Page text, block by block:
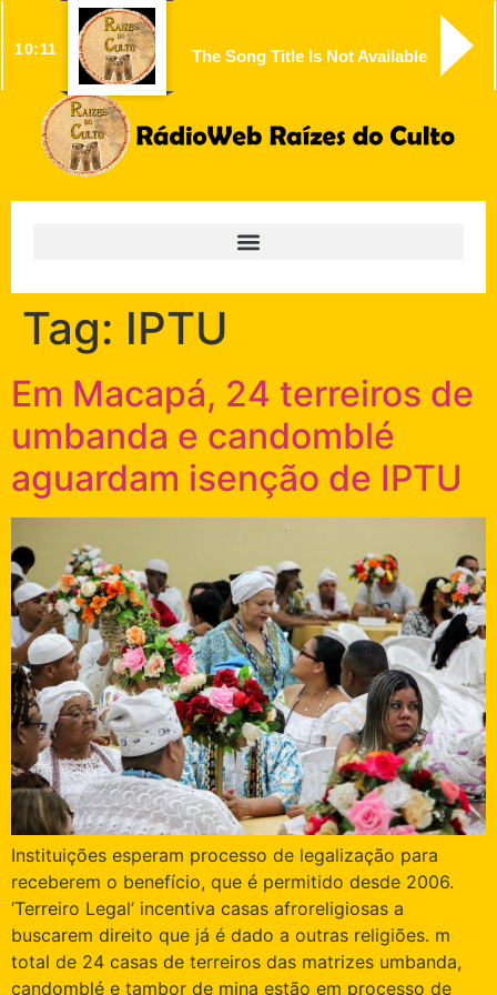
10:11 The Song Title Is Not Available
Tag: IPTU
Em Macapá, 24 terreiros de
umbanda e candomblé
aguardam isenção de IPTU
Instituições esperam processo de legalização para
receberem o benefício, que é permitido desde 2006.
‘Terreiro Legal’ incentiva casas afroreligiosas a
buscarem direito que já é dado a outras religiões. m
total de 24 casas de terreiros das matrizes umbanda,
candomblé e tambor de mina estão em processo de